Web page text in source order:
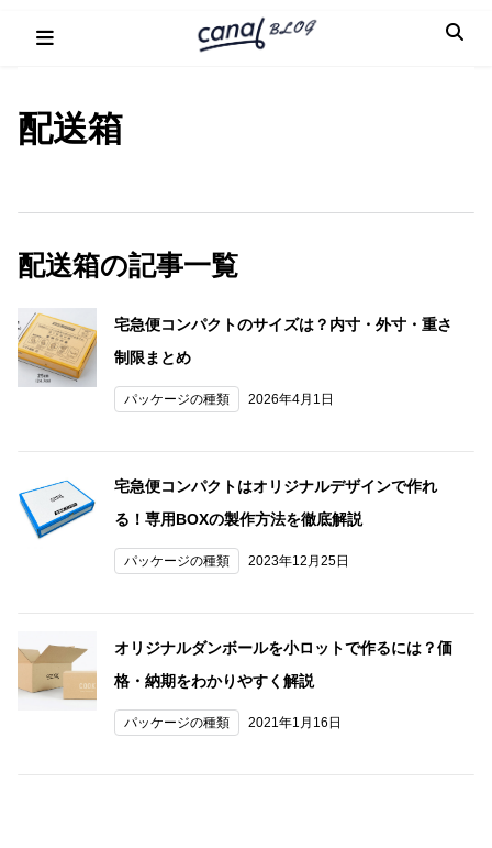
配送箱
配送箱の記事一覧
宅急便コンパクトのサイズは？内寸・外寸・重さ
制限まとめ
パッケージの種類 2026年4月1日
宅急便コンパクトはオリジナルデザインで作れ
る！専用BOXの製作方法を徹底解説
パッケージの種類 2023年12月25日
オリジナルダンボールを小ロットで作るには？価
格・納期をわかりやすく解説
パッケージの種類 2021年1月16日